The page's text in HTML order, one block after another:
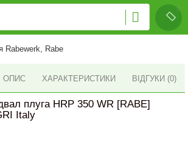
Rabewerk, Rabe
ОПИС ХАРАКТЕРИСТИКИ ВІДГУКИ (0)
плуга HRP 350 WR [RABE]
Italy